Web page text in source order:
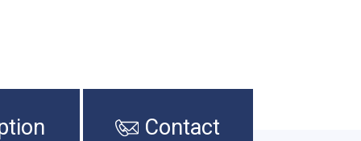
Contact